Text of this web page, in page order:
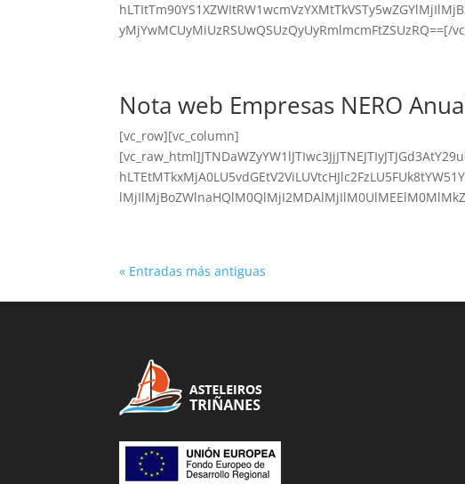
yMjYwMCUyMiUzRSUwQSUzQyUyRmlmcmFtZSUzRQ==[/
Nota web Empresas NERO
[vc_row][vc_column]
« Entradas más antiguas